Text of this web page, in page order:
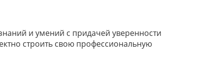
и умений с придачей уверенности
строить свою профессиональную